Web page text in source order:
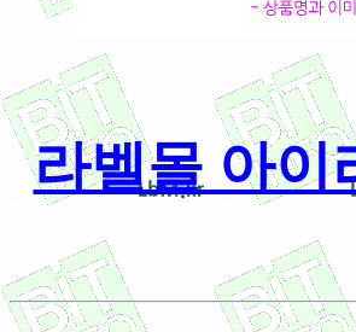
라벨몰 아이